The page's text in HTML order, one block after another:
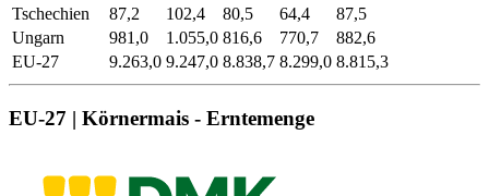
Tschechien
87,2 102,4 80,5 64,4
87,5
Ungarn
981,0 1.055,0 816,6 770,7
882,6
EU-27
9.263,0 9.247,0 8.838,7 8.299,0 8.815,3
EU-27 | Körnermais - Erntemenge